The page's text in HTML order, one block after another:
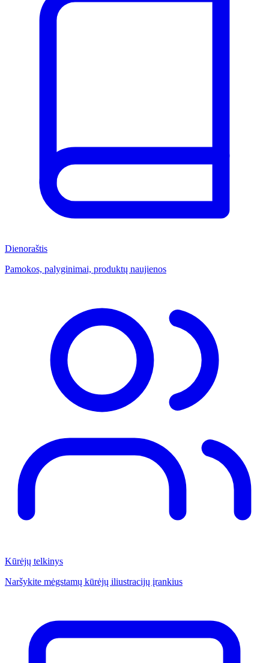
Dienoraštis
Pamokos, palyginimai, produktų naujienos
Kūrėjų telkinys
Naršykite mėgstamų kūrėjų iliustracijų įrankius